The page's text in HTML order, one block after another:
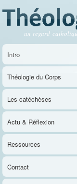
Théologie du
un regard
Menu principal
Intro
Théologie du Corps
Les catéchèses
Actu & Réflexion
Ressources
Contact